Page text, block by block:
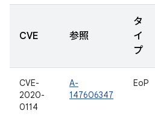
CVE 参照
タ
イ
プ
CVE-
2020-
0114
A-
147606347
EoP